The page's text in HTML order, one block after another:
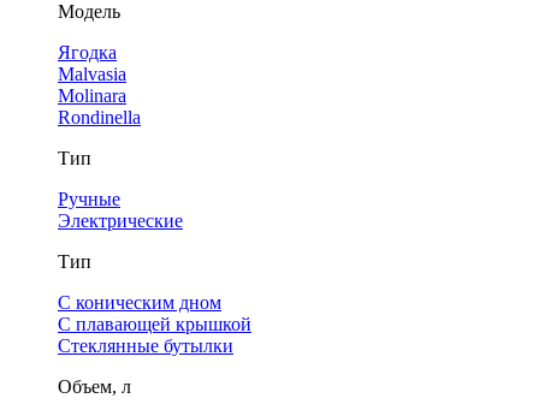
Модель
Ягодка
Malvasia
Molinara
Rondinella
Тип
Ручные
Электрические
Тип
С коническим дном
С плавающей крышкой
Стеклянные бутылки
Объем, л